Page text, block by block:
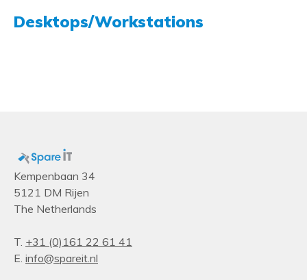
Desktops/Workstations
Kempenbaan 34
5121 DM Rijen
The Netherlands
T. +31 (0)161 22 61 41
E. info@spareit.nl